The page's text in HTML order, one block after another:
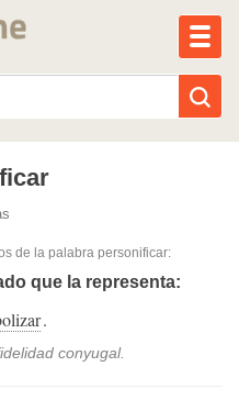
con IA
de la palabra personificar:
que la representa:
.
conyugal.